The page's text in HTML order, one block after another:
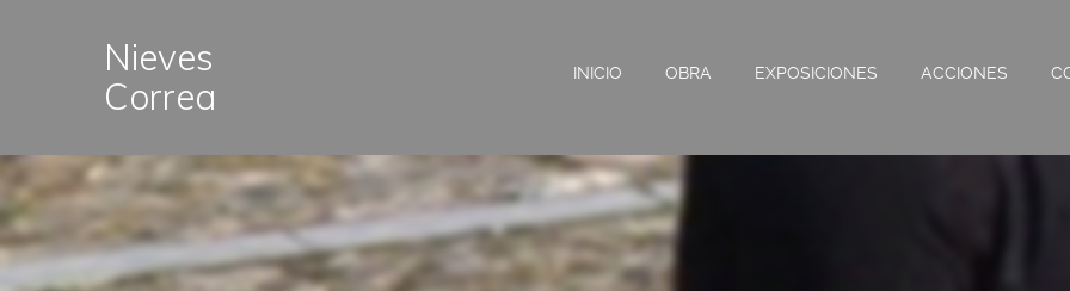
Nieves
Correa
INICIO OBRA EXPOSICIONES ACCIONES